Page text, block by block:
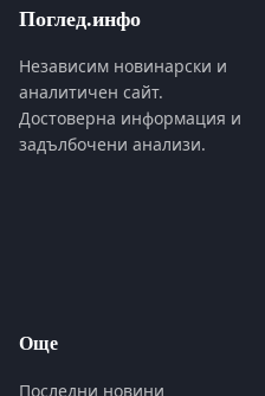
Поглед.инфо
Независим новинарски и
аналитичен сайт.
Достоверна информация и
задълбочени анализи.
Още
Последни новини